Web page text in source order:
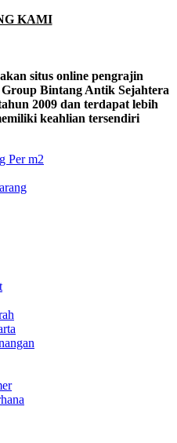
KAMI
situs online pengrajin
Bintang Antik Sejahtera
2009 dan terdapat lebih
keahlian tersendiri
Per m2